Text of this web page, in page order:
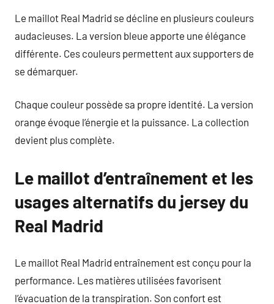
Le maillot Real Madrid se décline en plusieurs couleurs
audacieuses. La version bleue apporte une élégance
différente. Ces couleurs permettent aux supporters de
se démarquer.
Chaque couleur possède sa propre identité. La version
orange évoque l’énergie et la puissance. La collection
devient plus complète.
Le maillot d’entraînement et les
usages alternatifs du jersey du
Real Madrid
Le maillot Real Madrid entraînement est conçu pour la
performance. Les matières utilisées favorisent
l’évacuation de la transpiration. Son confort est